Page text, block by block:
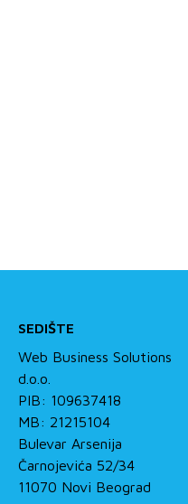
SEDIŠTE
Web Business Solutions
d.o.o.
PIB: 109637418
MB: 21215104
Bulevar Arsenija
Čarnojevića 52/34
11070 Novi Beograd